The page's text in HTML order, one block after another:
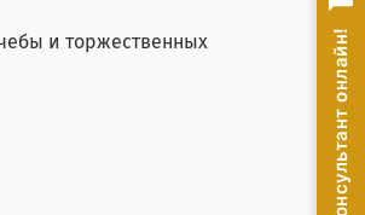
и торжественных
Консультант онлайн!